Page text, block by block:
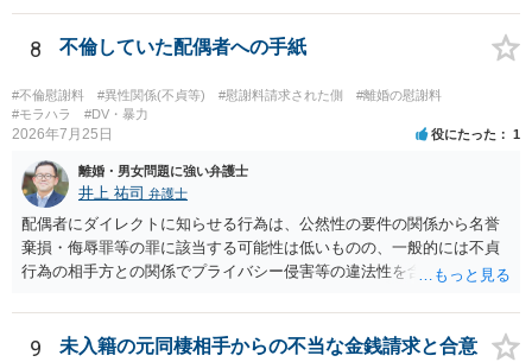
8 不倫していた配偶者への手紙
#不倫慰謝料 #異性関係(不貞等) #慰謝料請求された側
#離婚の慰謝料
#モラハラ
#DV・暴力
2026年7月25日 役にたった 1
離婚・男女問題に強い弁護士
井上 祐司 弁護士
配偶者にダイレクトに知らせる行為は、公然性の要件の関係から名誉
棄損・侮辱罪等の罪に該当する可能性は低いものの、一般的には不貞
行為の相手方との関係でプライバシー侵害等の違法性を含む行為で
ため、弁護士としては推奨しないことが一般的かと思います。
9
未入籍の元同棲相手からの不当な金銭請求と合意